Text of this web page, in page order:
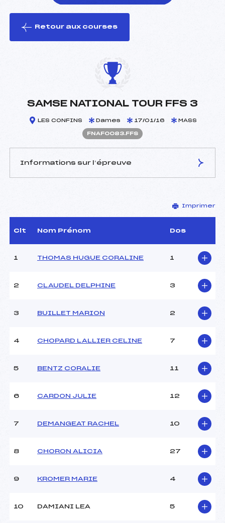
le ski
Retour aux courses
SAMSE NATIONAL TOUR FFS 3
LES CONFINS Dames 17/01/16 MASS
FNAF0083.FFS
Informations sur l’épreuve
ROGUET JEAN CLAUDE
(MB)
D.T Adjoint :
FROSSARD CHRISTIAN
CARACTÉRISTIQUES DE LA PISTE
Distance :
10,0 km
Montée Tot. :
Homologation :
5.0000
Catégorie :
U18->SEN
Imprimer
Clt Nom Prénom Dos
1 THOMAS HUGUE CORALINE 1
2 CLAUDEL DELPHINE 3
3 BUILLET MARION 2
4 CHOPARD LALLIER CELINE 7
5 BENTZ CORALIE 11
6 CARDON JULIE 12
7 DEMANGEAT RACHEL 10
8 CHORON ALICIA 27
9 KROMER MARIE 4
10 DAMIANI LEA 5